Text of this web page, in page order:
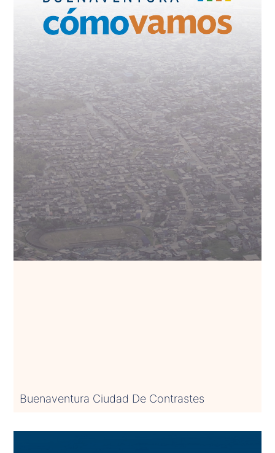
Buenaventura Ciudad De Contrastes